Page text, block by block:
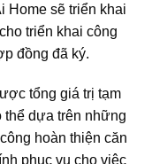
Home sẽ triển khai
triển khai công
đồng đã ký.
tổng giá trị tạm
thể dựa trên những
hoàn thiện căn
phục vụ cho việc